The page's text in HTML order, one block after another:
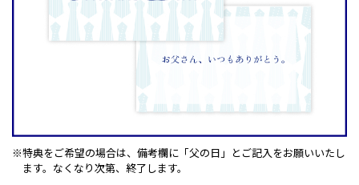
※特典をご希望の場合は、備考欄に「父の日」とご記入をお願いいたし
ます。 なくなり次第、終了します。